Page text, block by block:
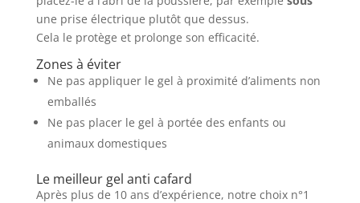
une prise électrique plutôt que dessus.
Cela le protège et prolonge son efficacité.
Zones à éviter
Ne pas appliquer le gel à proximité d’aliments non
emballés
Ne pas placer le gel à portée des enfants ou
animaux domestiques
Le meilleur gel anti cafard
Après plus de 10 ans d’expérience, notre choix n°1